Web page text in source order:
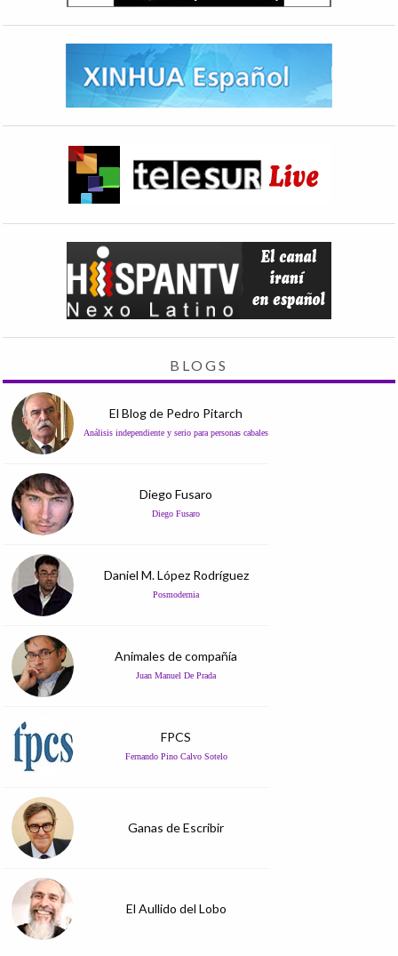
BLOGS
El Blog de Pedro Pitarch
Análisis independiente y serio para personas cabales
Diego Fusaro
Diego Fusaro
Daniel M. López Rodríguez
Posmodernia
Animales de compañía
Juan Manuel De Prada
FPCS
Fernando Pino Calvo Sotelo
Ganas de Escribir
El Aullido del Lobo